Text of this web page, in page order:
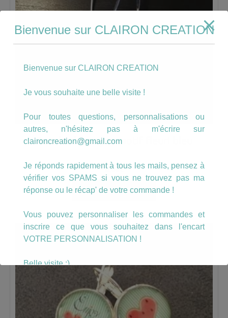
Boucles hameçon motif fleuri bleu
8.00€
AJOUTER AU PANIER
Bienvenue sur CLAIRON CREATION
Bienvenue sur CLAIRON CREATION
Je vous souhaite une belle visite !
Pour toutes questions, personnalisations ou
autres, n'hésitez pas à m'écrire sur
claironcreation@gmail.com
Je réponds rapidement à tous les mails, pensez à
vérifier vos SPAMS si vous ne trouvez pas ma
réponse ou le récap' de votre commande !
Vous pouvez personnaliser les commandes et
inscrire ce que vous souhaitez dans l'encart
VOTRE PERSONNALISATION !
Belle visite :)